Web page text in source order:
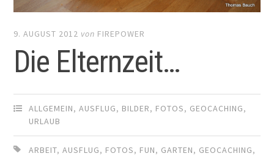
9. AUGUST 2012 von FIREPOWER
Die Elternzeit…
ALLGEMEIN,AUSFLUG, BILDER, FOTOS, GEOCACHING,
URLAUB
ARBEIT,AUSFLUG, FOTOS, FUN, GARTEN, GEOCACHING,